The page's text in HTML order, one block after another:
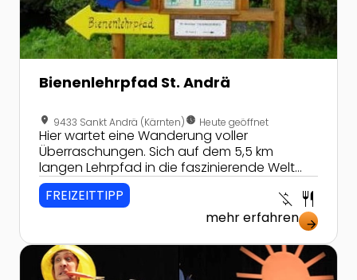
Bienenlehrpfad St. Andrä
location_on 9433 Sankt Andrä (Kärnten)nest_clock_farsight_analog Heute geöffnet
Hier wartet eine Wanderung voller
Überraschungen. Sich auf dem 5,5 km
langen Lehrpfad in die faszinierende Welt
der Tiere und Pflanzen entführen lassen und
viel Wissenswertes über den Lebensraum der
FREIZEITTIPP money_off restaurant
mehr erfahren arrow_forward
Zur Detailseite von Kinder- und Jugendtheater im